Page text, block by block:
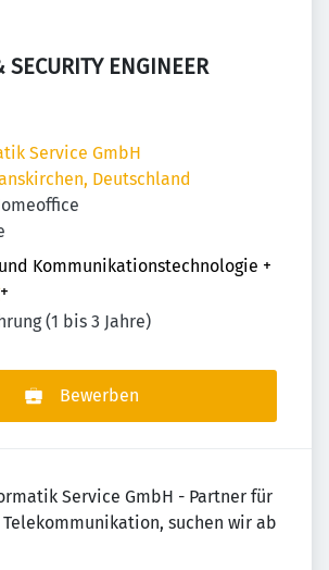
SECURITY ENGINEER
Service GmbH
Deutschland
Kommunikationstechnologie +
+
(1 bis 3 Jahre)
Bewerben
Service GmbH - Partner für
suchen wir ab